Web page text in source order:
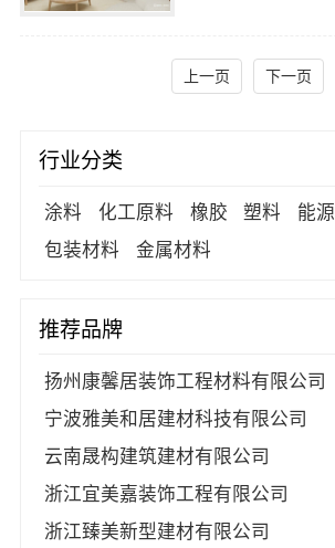
上一页 下一页
行业分类
涂料 化工原料 橡胶 塑料 能源
包装材料
金属材料
推荐品牌
扬州康馨居装饰工程材料有限公司
宁波雅美和居建材科技有限公司
云南晟构建筑建材有限公司
浙江宜美嘉装饰工程有限公司
浙江臻美新型建材有限公司